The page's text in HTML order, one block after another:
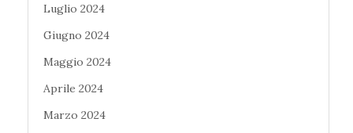
Luglio 2024
Giugno 2024
Maggio 2024
Aprile 2024
Marzo 2024